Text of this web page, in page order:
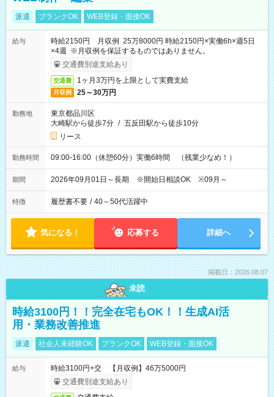
派遣 ブランクOK WEB登録・面接OK
給与
時給2150円 月収例 25万8000円 時給2150円×実働6h×週5日
×4週 ※月収例を保証するものではありません。
交通費別途支給あり
交通費 1ヶ月3万円を上限として実費支給
月収例 25～30万円
勤務地
東京都品川区
大崎駅から徒歩7分 / 五反田駅から徒歩10分
リース
勤務時間 09:00-16:00（休憩60分）実働6時間 （残業少なめ！）
期間 2026年09月01日～長期 ※開始日相談OK ※09月～
特徴 履歴書不要 / 40～50代活躍中
気になる！ 応募する 詳細へ
掲載日：2026.08.07
未読
時給3100円！！完全在宅もOK！！生成AI活
用・業務改善推進
派遣 社会人未経験OK ブランクOK WEB登録・面接OK
給与
時給3100円+交 【月収例】46万5000円
交通費別途支給あり